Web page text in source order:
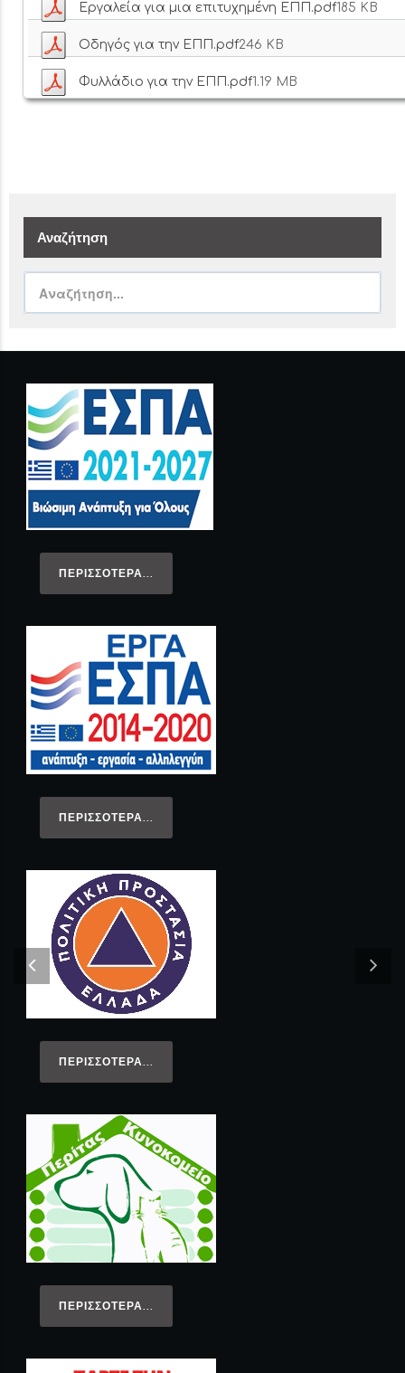
Εργαλεία για μια επιτυχημένη ΕΠΠ.pdf185 KB
Οδηγός για την ΕΠΠ.pdf246 KB
Φυλλάδιο για την ΕΠΠ.pdf1.19 MB
Αναζήτηση
ΠΕΡΙΣΣΌΤΕΡΑ...
ΠΕΡΙΣΣΌΤΕΡΑ...
ΠΕΡΙΣΣΌΤΕΡΑ...
ΠΕΡΙΣΣΌΤΕΡΑ...